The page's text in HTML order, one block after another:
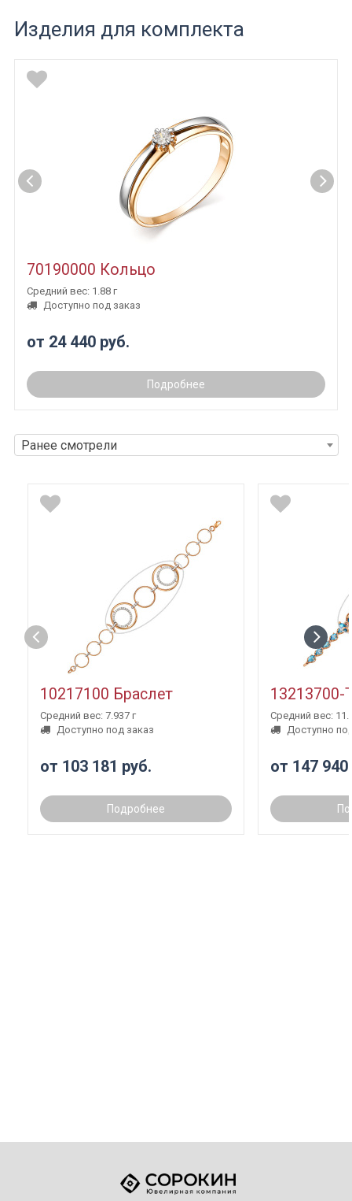
Изделия для комплекта
70190000 Кольцо
Средний вес: 1.88 г
Доступно под заказ
от 24 440 руб.
Подробнее
Ранее смотрели
10217100 Браслет
Средний вес: 7.937 г
Доступно под заказ
от 103 181 руб.
Подробнее
13213700-
Средний вес:
Доступно
от 147 940